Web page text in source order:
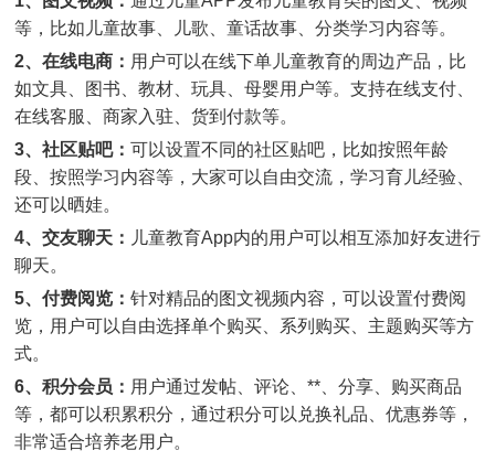
等，比如儿童故事、儿歌、童话故事、分类学习内容等。
2、在线电商： 用户可以在线下单儿童教育的周边产品，比
如文具、图书、教材、玩具、母婴用户等。支持在线支付、
在线客服、商家入驻、货到付款等。
3、社区贴吧： 可以设置不同的社区贴吧，比如按照年龄
段、按照学习内容等，大家可以自由交流，学习育儿经验、
还可以晒娃。
4、交友聊天： 儿童教育App内的用户可以相互添加好友进行
聊天。
5、付费阅览： 针对精品的图文视频内容，可以设置付费阅
览，用户可以自由选择单个购买、系列购买、主题购买等方
式。
6、积分会员： 用户通过发帖、评论、**、分享、购买商品
等，都可以积累积分，通过积分可以兑换礼品、优惠券等，
非常适合培养老用户。